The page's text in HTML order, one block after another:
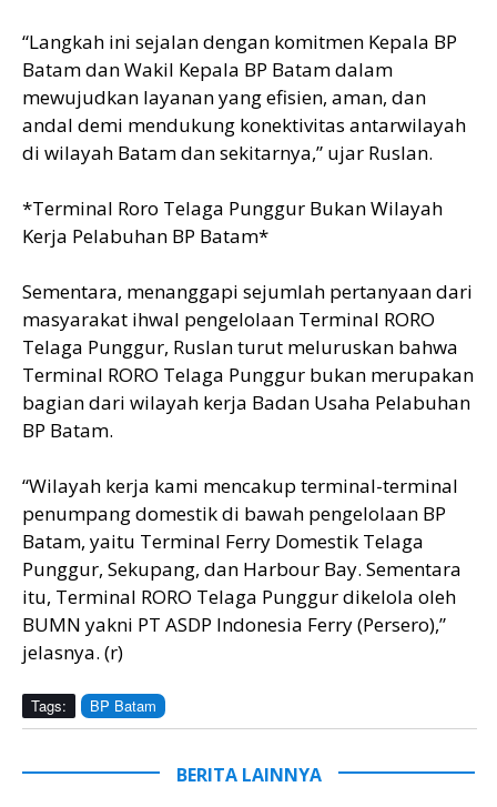
“Langkah ini sejalan dengan komitmen Kepala BP
Batam dan Wakil Kepala BP Batam dalam
mewujudkan layanan yang efisien, aman, dan
andal demi mendukung konektivitas antarwilayah
di wilayah Batam dan sekitarnya,” ujar Ruslan.
*Terminal Roro Telaga Punggur Bukan Wilayah
Kerja Pelabuhan BP Batam*
Sementara, menanggapi sejumlah pertanyaan dari
masyarakat ihwal pengelolaan Terminal RORO
Telaga Punggur, Ruslan turut meluruskan bahwa
Terminal RORO Telaga Punggur bukan merupakan
bagian dari wilayah kerja Badan Usaha Pelabuhan
BP Batam.
“Wilayah kerja kami mencakup terminal-terminal
penumpang domestik di bawah pengelolaan BP
Batam, yaitu Terminal Ferry Domestik Telaga
Punggur, Sekupang, dan Harbour Bay. Sementara
itu, Terminal RORO Telaga Punggur dikelola oleh
BUMN yakni PT ASDP Indonesia Ferry (Persero),”
jelasnya. (r)
Tags: BP Batam
BERITA LAINNYA